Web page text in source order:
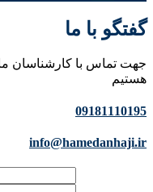
گفتگو با ما
جهت تماس با کارشناسان
هستیم
09181110195
info@hamedanhaji.ir